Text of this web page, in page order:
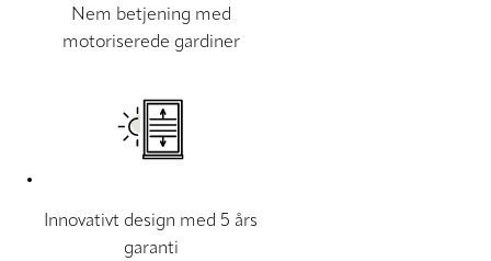
Nem betjening med
motoriserede gardiner
Innovativt design med 5 års
garanti